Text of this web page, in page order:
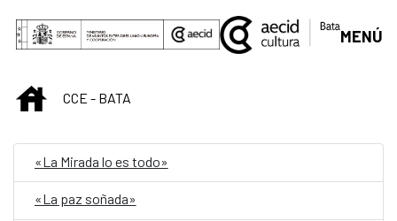
Saut au contenu principal
MENÚ
INICIOCCE - BATA
«La Mirada lo es todo»
«La paz soñada»